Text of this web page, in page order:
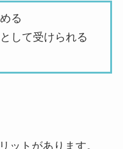
る
して受けられる
ットがあります。